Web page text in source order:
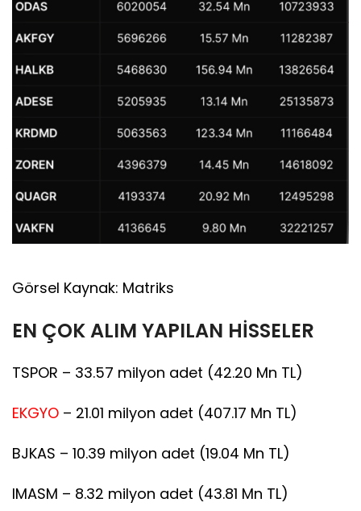
Görsel Kaynak: Matriks
EN ÇOK ALIM YAPILAN HİSSELER
TSPOR – 33.57 milyon adet (42.20 Mn TL)
EKGYO – 21.01 milyon adet (407.17 Mn TL)
BJKAS – 10.39 milyon adet (19.04 Mn TL)
IMASM – 8.32 milyon adet (43.81 Mn TL)